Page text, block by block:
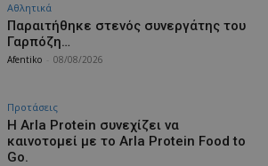
Αθλητικά
Παραιτήθηκε στενός συνεργάτης του
Γαρπόζη…
Afentiko 08/08/2026
Προτάσεις
Η Arla Protein συνεχίζει να
καινοτομεί με το Arla Protein Food to
Go.